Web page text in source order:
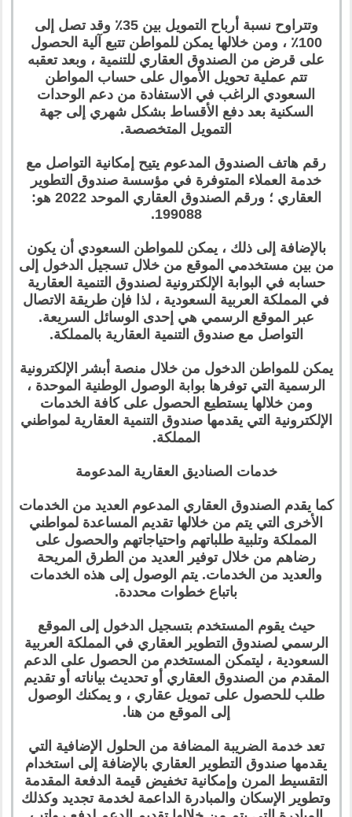
وتتراوح نسبة أرباح التمويل بين 35٪ وقد تصل إلى
100٪ ، ومن خلالها يمكن للمواطن تتبع آلية الحصول
على قرض من الصندوق العقاري للتنمية ، وبعد تعقبه
تتم عملية تحويل الأموال على حساب المواطن
السعودي الراغب في الاستفادة من دعم الوحدات
السكنية بعد دفع الأقساط بشكل شهري إلى جهة
التمويل المتخصصة.
رقم هاتف الصندوق المدعوم يتيح إمكانية التواصل مع
خدمة العملاء المتوفرة في مؤسسة صندوق التطوير
العقاري ؛ ورقم الصندوق العقاري الموحد 2022 هو:
199088.
بالإضافة إلى ذلك ، يمكن للمواطن السعودي أن يكون
من بين مستخدمي الموقع من خلال تسجيل الدخول إلى
حسابه في البوابة الإلكترونية لصندوق التنمية العقارية
في المملكة العربية السعودية ، لذا فإن طريقة الاتصال
عبر الموقع الرسمي هي إحدى الوسائل السريعة.
التواصل مع صندوق التنمية العقارية بالمملكة.
يمكن للمواطن الدخول من خلال منصة أبشر الإلكترونية
الرسمية التي توفرها بوابة الوصول الوطنية الموحدة ،
ومن خلالها يستطيع الحصول على كافة الخدمات
الإلكترونية التي يقدمها صندوق التنمية العقارية لمواطني
المملكة.
خدمات الصناديق العقارية المدعومة
كما يقدم الصندوق العقاري المدعوم العديد من الخدمات
الأخرى التي يتم من خلالها تقديم المساعدة لمواطني
المملكة وتلبية طلباتهم واحتياجاتهم والحصول على
رضاهم من خلال توفير العديد من الطرق المريحة
والعديد من الخدمات. يتم الوصول إلى هذه الخدمات
باتباع خطوات محددة.
حيث يقوم المستخدم بتسجيل الدخول إلى الموقع
الرسمي لصندوق التطوير العقاري في المملكة العربية
السعودية ، ليتمكن المستخدم من الحصول على الدعم
المقدم من الصندوق العقاري أو تحديث بياناته أو تقديم
طلب للحصول على تمويل عقاري ، و يمكنك الوصول
إلى الموقع من هنا.
تعد خدمة الضريبة المضافة من الحلول الإضافية التي
يقدمها صندوق التطوير العقاري بالإضافة إلى استخدام
التقسيط المرن وإمكانية تخفيض قيمة الدفعة المقدمة
وتطوير الإسكان والمبادرة الداعمة لخدمة تجديد وكذلك